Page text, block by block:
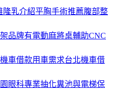
隆乳介紹平胸手術推薦腹部整
品牌有電動麻將桌輔助CNC
車借款用車需求台北機車借
眼科專業抽化糞池與電梯保